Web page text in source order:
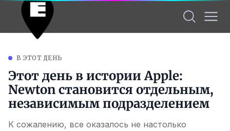
В ЭТОТ ДЕНЬ
Этот день в истории Apple:
Newton становится отдельным,
независимым подразделением
К сожалению, все оказалось не настолько